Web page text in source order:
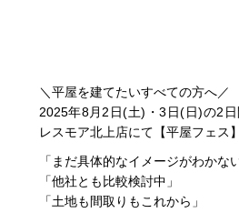
＼平屋を建てたいすべての方へ／
2025年8月2日(土)・3日(日)の2
レスモア北上店にて【平屋フェス
「まだ具体的なイメージがわかない
「他社とも比較検討中」
「土地も間取りもこれから」